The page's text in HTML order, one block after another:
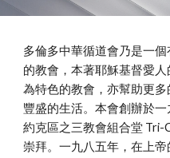
多倫多中華循道會乃是一
的教會，本著耶穌基督愛
為特色的教會，亦幫助更
豐盛的生活。本會創辦於
約克區之三教會組合堂 Tri-
崇拜。一九八五年，在上